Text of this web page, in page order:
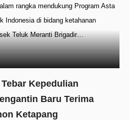
rangka mendukung Program Asta
Indonesia di bidang ketahanan
Teluk Meranti Brigadir…
Kepedulian
Baru Terima
Ketapang